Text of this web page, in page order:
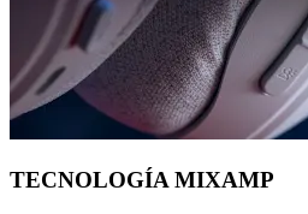
TECNOLOGÍA MIXAMP